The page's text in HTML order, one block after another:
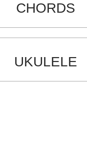
CHORDS
UKULELE